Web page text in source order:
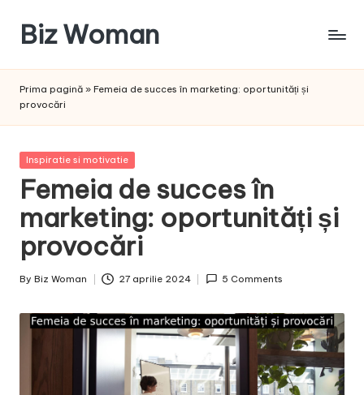
content
Biz Woman
succesul
Prima pagină » Femeia de succes în marketing: oportunități și
provocări
Posted
Inspiratie si motivatie
Femeia de succes în
marketing: oportunități și
provocări
Posted
By Biz Woman 27 aprilie 2024 5 Comments